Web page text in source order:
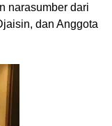
narasumber dari
dan Anggota